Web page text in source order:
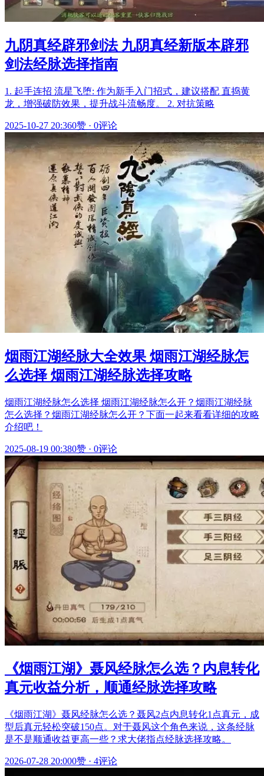
九阴真经辟邪剑法 九阴真经新版本辟邪
剑法经脉选择指南
1. 起手连招 流星飞堕: 作为新手入门招式，建议搭配 直捣黄
龙，增强破防效果，提升战斗流畅度。 2. 对抗策略
2025-10-27 20:360赞 · 0评论
烟雨江湖经脉大全效果 烟雨江湖经脉怎
么选择 烟雨江湖经脉选择攻略
烟雨江湖经脉怎么选择 烟雨江湖经脉怎么开？烟雨江湖经脉
怎么选择？烟雨江湖经脉怎么开？下面一起来看看详细的攻略
介绍吧！
2025-08-19 00:380赞 · 0评论
《烟雨江湖》聂风经脉怎么选？内息转化
真元收益分析，顺通经脉选择攻略
《烟雨江湖》聂风经脉怎么选？聂风2点内息转化1点真元，成
型后真元轻松突破150点。对于聂风这个角色来说，这条经脉
是不是顺通收益更高一些？求大佬指点经脉选择攻略。
2026-07-28 20:000赞 · 4评论